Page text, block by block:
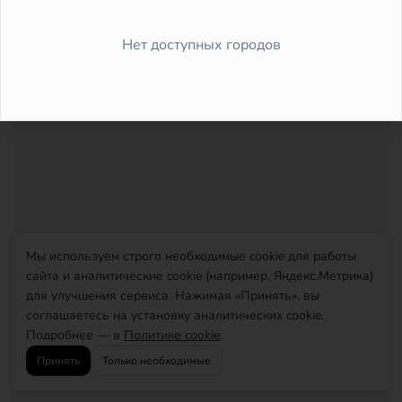
Мы используем строго необходимые cookie для работы
сайта и аналитические cookie (например, Яндекс.Метрика)
для улучшения сервиса. Нажимая «Принять», вы
соглашаетесь на установку аналитических cookie.
Подробнее — в Политике cookie.
Принять Только необходимые
Нет доступных городов